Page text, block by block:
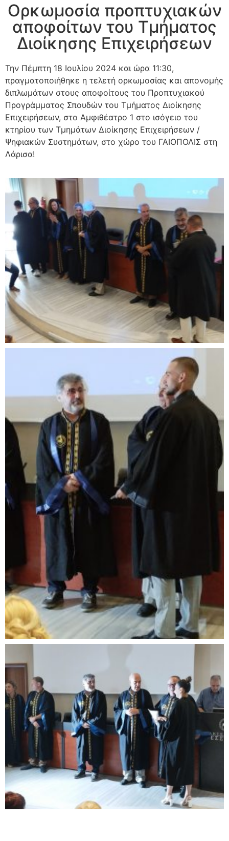
Ορκωμοσία προπτυχιακών
αποφοίτων του Τμήματος
Διοίκησης Επιχειρήσεων
Την Πέμπτη 18 Ιουλίου 2024 και ώρα 11:30,
πραγματοποιήθηκε η τελετή ορκωμοσίας και απονομής
διπλωμάτων στους αποφοίτους του Προπτυχιακού
Προγράμματος Σπουδών του Τμήματος Διοίκησης
Επιχειρήσεων, στο Αμφιθέατρο 1 στο ισόγειο του
κτηρίου των Τμημάτων Διοίκησης Επιχειρήσεων /
Ψηφιακών Συστημάτων, στο χώρο του ΓΑΙΟΠΟΛΙΣ στη
Λάρισα!